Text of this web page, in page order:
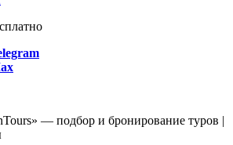
— подбор и бронирование туров |